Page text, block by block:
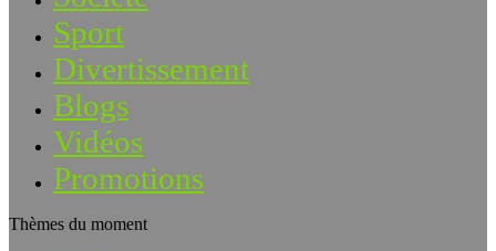
Sport
Divertissement
Blogs
Vidéos
Promotions
Thèmes du moment